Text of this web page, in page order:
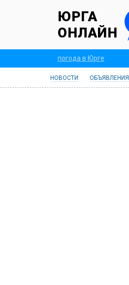
ЮРГА
ОНЛАЙН
погода в Юрге
НОВОСТИ ОБЪЯВЛЕНИЯ